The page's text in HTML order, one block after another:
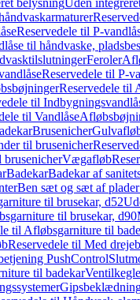
belysningUden
Reservedele til P-
til håndvaske,
Feroler
Reservedele til P-
Reservedele til
til
til Vandlåse
Brusenicher
til brusenicher
Vægafløb
BadekarBadekar af
Ben sæt og sæt af
til brusekar, d52
til brusekar, d90
til Afløbsgarniture til
Reservedele til Med
PushControl
til badekar